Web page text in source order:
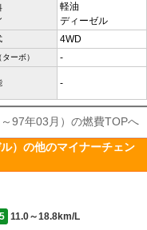
軽油
ディーゼル
4WD
ーボ） -
-
97年03月）の燃費TOPへ
）の他のマイナーチェン
11.0～18.8km/L